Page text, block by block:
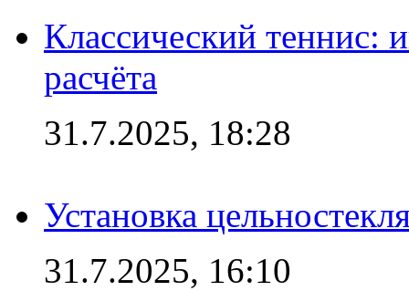
Классический теннис:
расчёта
31.7.2025, 18:28
Установка
31.7.2025, 16:10